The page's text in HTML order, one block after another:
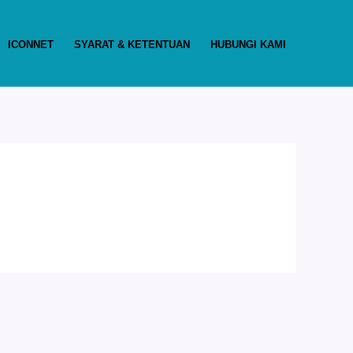
ICONNET SYARAT & KETENTUAN HUBUNGI KAMI